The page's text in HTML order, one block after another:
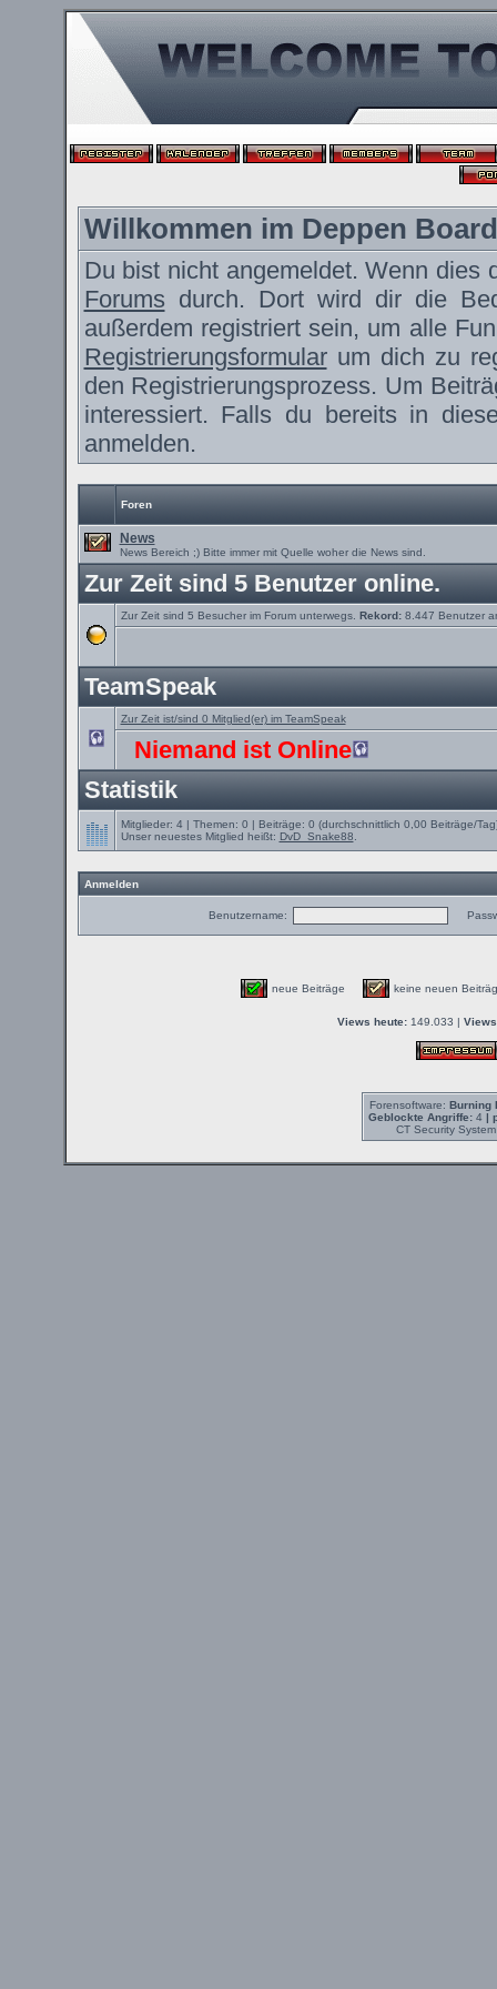
Willkommen im Deppen Board
Du bist nicht angemeldet. Wenn
Forums durch. Dort wird dir die
außerdem registriert sein, um alle
Registrierungsformularum dich zu
den Registrierungsprozess. Um
interessiert. Falls du bereits in
anmelden.
Foren
News
News Bereich ;) Bitte immer mit Quelle woher die News sind.
Zur Zeit sind 5 Benutzer online.
Zur Zeit sind 5 Besucher im Forum unterwegs. Rekord:8.447 Benutzer
TeamSpeak
Zur Zeit ist/sind 0 Mitglied(er) im TeamSpeak
Niemand ist Online
Statistik
Mitglieder: 4 | Themen: 0 | Beiträge: 0 (durchschnittlich 0,00 Beiträge/
Unser neuestes Mitglied heißt: DvD_Snake88
Anmelden
Benutzername:
neue Beiträge keine neuen
Views heute: 149.033 |
Forensoftware: Burning
Geblockte Angriffe:4 |
CT Security